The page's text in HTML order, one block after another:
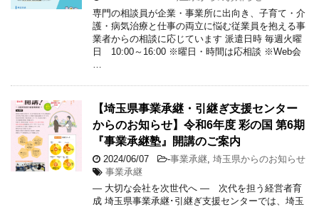
専門の相談員が企業・事業所に出向き、子育て・介
護・病気治療と仕事の両立に悩む従業員を抱える事
業者からの相談に応じています 派遣日時 毎週火曜
日 10:00～16:00 ※曜日・時間は応相談 ※Web会
【埼玉県事業承継・引継ぎ支援センター
からのお知らせ】令和6年度 彩の国 第6期
『事業承継塾』開講のご案内
2024/06/07 -事業承継 埼玉県からのお知らせ
事業承継
― 大切な会社を次世代へ ― 次代を担う経営者育
成 埼玉県事業承継･引継ぎ支援センターでは、埼玉